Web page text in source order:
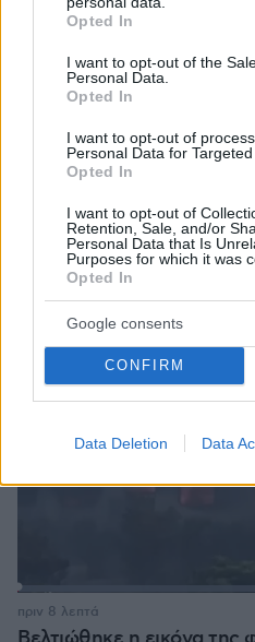
grant or deny consent to
use your data for below
consent section.
Opted In
I want to opt-out of the
Personal Data.
Opted In
I want to opt-out of
Personal Data for Targeted
Opted In
I want to opt-out of
Retention, Sale, and/or
Personal Data that Is
Purposes for which it was
Opted In
Google consents
CONFIRM
Data Deletion Data
ΔΕΘ τετραετίας με μέτρα
Μητσοτάκης στη
συντάξεις, επιχειρήσεις,
10.08.2026, 08:51
πριν 8 λεπτά